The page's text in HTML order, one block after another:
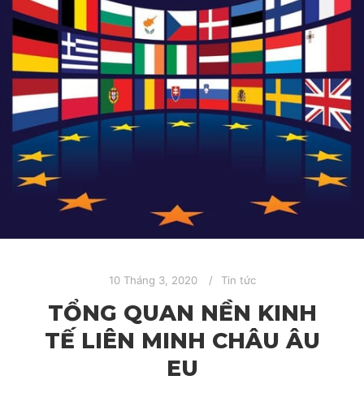
10 Tháng 3, 2020 Tin tức
TỔNG QUAN NỀN KINH
TẾ LIÊN MINH CHÂU ÂU
EU